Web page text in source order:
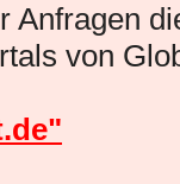
Anfragen
von